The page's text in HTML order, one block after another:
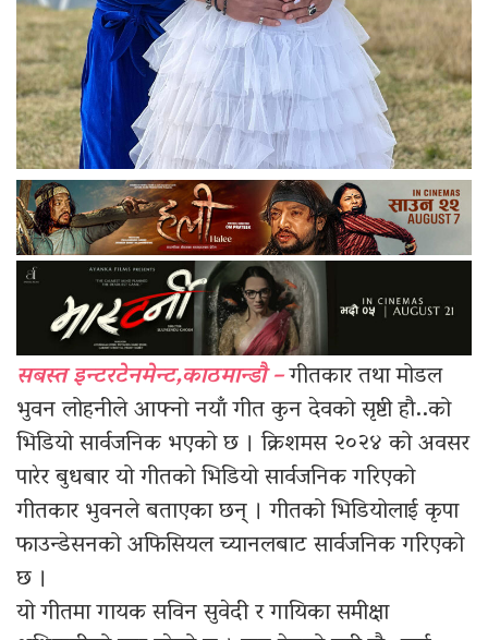
सबस्त इन्टरटेनमेन्ट,काठमान्डौ –गीतकार तथा मोडल
भुवन लोहनीले आफ्नो नयाँ गीत कुन देवको सृष्टी हौ..को
भिडियो सार्वजनिक भएको छ । क्रिशमस २०२४ को अवसर
पारेर बुधबार यो गीतको भिडियो सार्वजनिक गरिएको
गीतकार भुवनले बताएका छन् । गीतको भिडियोलाई कृपा
फाउन्डेसनको अफिसियल च्यानलबाट सार्वजनिक गरिएको
छ ।
यो गीतमा गायक सविन सुवेदी र गायिका समीक्षा